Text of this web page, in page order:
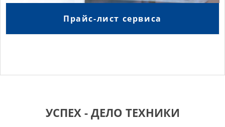
Прайс-лист сервиса
10-
УСПЕХ - ДЕЛО ТЕХНИКИ